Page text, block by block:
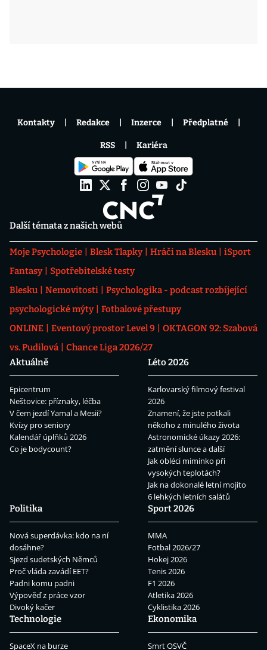
Další témata z našich webů
Moje Psychologie Blesk Tlapky Hráči na Blesku
iSport
Fantasy
Spotřebitelské testy
Blesku
Nemovitosti
Psychologika - podcast rozbíjející
psychologické mýty
Fotbalové přestupy
ONLINE
Eventový prostor Level 9
OKTAGON 92: Szabová
vs. Pudilová
Chance Liga 2026/27
Aktuálně
Epicentrum
Neštovice: příznaky, léčba
V čem jezdí Yamal a Mesii?
Kvízy pro seniory
Kalendář úplňků 2026
Co je bodycount?
Léto 2026
Karlovarský filmový festival
2026
Znamení, že jste potkali
někoho z minulého života
Astronomické úkazy 2026:
zatmění slunce a další
Jak obléci miminko při
vysokých teplotách?
Jak na dokonalé letní mojito
6 lehkých letních salátů
Politika
Nová superdávka: kdo na ní
dosáhne?
Sjezd sudetských Němců
Proč vláda zavádí EET?
Padni komu padni
Výpověď z práce vzor
Divoký kačer
Sport 2026
MMA
Fotbal 2026/27
Hokej 2026
Tenis 2026
F1 2026
Atletika 2026
Cyklistika 2026
Technologie
SpaceX na burze
Ekonomika
Smrt OSVČ
Kontakty Redakce Inzerce Předplatné
RSS Kariéra